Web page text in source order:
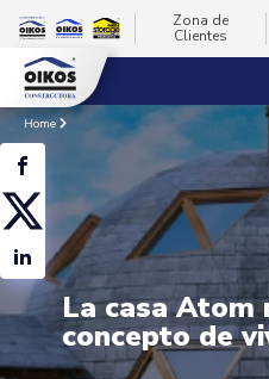
Zona de
Clientes
Home
La casa Atom
concepto de